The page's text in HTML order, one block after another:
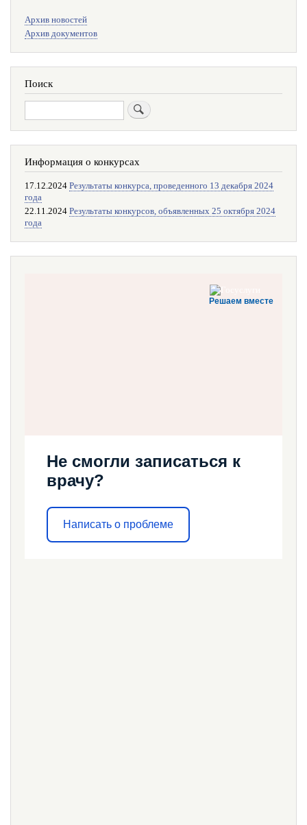
поиска
Архив новостей
Архив документов
Поиск
Поиск
Информация о конкурсах
17.12.2024 Результаты конкурса, проведенного 13 декабря 2024
года
22.11.2024 Результаты конкурсов, объявленных 25 октября 2024
года
Решаем вместе
Не смогли записаться к
врачу?
Написать о проблеме